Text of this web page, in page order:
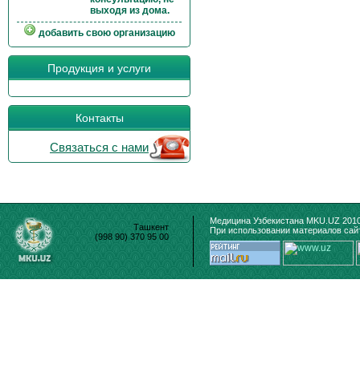
выходя из дома.
добавить свою организацию
Продукция и услуги
Контакты
Связаться с нами
Ташкент
(998 90) 370 95 00
Медицина Узбекистана MKU.UZ
При использовании материалов